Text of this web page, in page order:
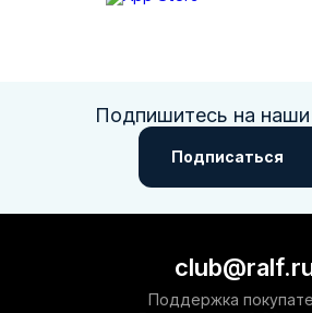
Подпишитесь на наши
Подписаться
Поддержка